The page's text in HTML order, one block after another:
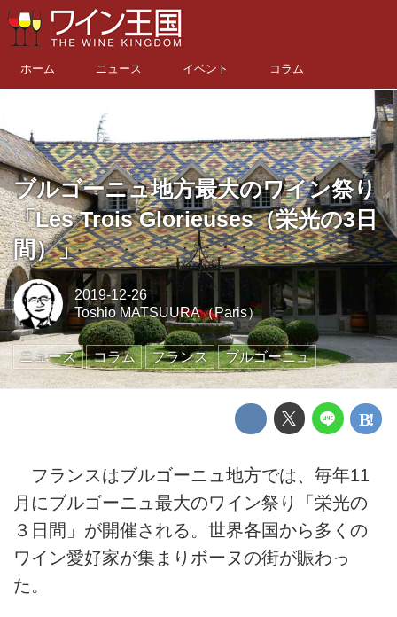
ホーム ニュース イベント コラム
ブルゴーニュ地方最大のワイン祭り
「Les Trois Glorieuses（栄光の3日
間）」
2019-12-26
Toshio MATSUURA（Paris）
ニュース コラム フランス ブルゴーニュ
フランスはブルゴーニュ地方では、毎年11
月にブルゴーニュ最大のワイン祭り「栄光の
３日間」が開催される。世界各国から多くの
ワイン愛好家が集まりボーヌの街が賑わっ
た。